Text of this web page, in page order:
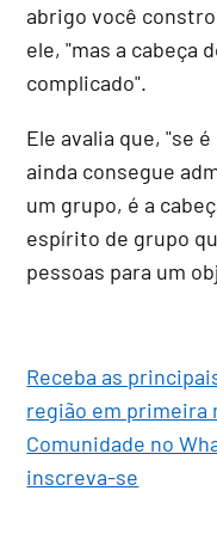
abrigo você
ele, "mas a cabeça
complicado".
Ele avalia que, "se
ainda consegue
um grupo, é a
espírito de grupo
pessoas para um
Receba as
região em primeira
Comunidade no
inscreva-se